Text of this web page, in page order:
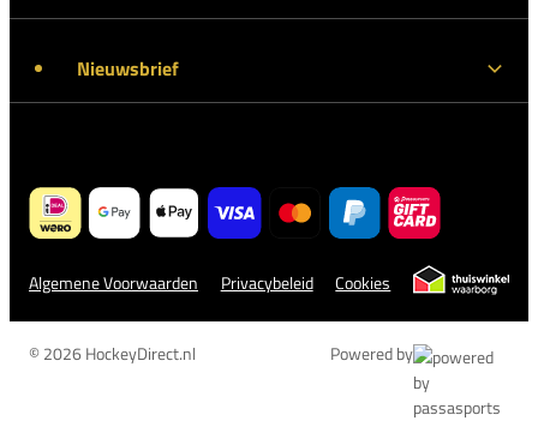
Nieuwsbrief
Algemene Voorwaarden Privacybeleid Cookies
© 2026 HockeyDirect.nl Powered by